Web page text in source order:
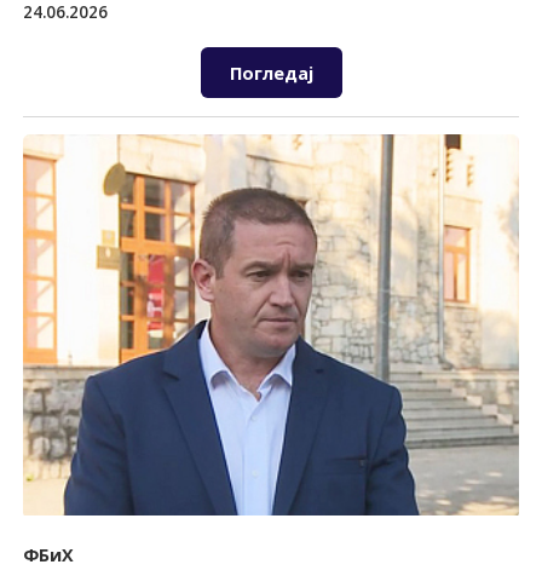
24.06.2026
Погледај
ФБиХ